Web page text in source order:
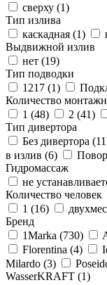
сверху (1)
Тип излива
каскадная (1)
Выдвижной излив
нет (19)
Тип подводки
1217 (1)
Количество
1 (48) 2 (41)
Тип дивертора
Без дивертора (11
в излив (6)
Гидромассаж
не
Количество человек
1 (16)
Бренд
1Marka (730)
Florentina (4)
Milardo (3)
WasserKRAFT (1)